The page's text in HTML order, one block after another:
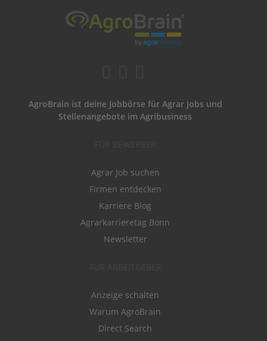
AgroBrain ist deine Jobbörse für Agrar Jobs und
Stellenangebote im Agribusiness
Agrar Job suchen
Firmen entdecken
Karriere Blog
Agrarkarrieretag Bonn
Newsletter
Anzeige schalten
Warum AgroBrain
Direct Search